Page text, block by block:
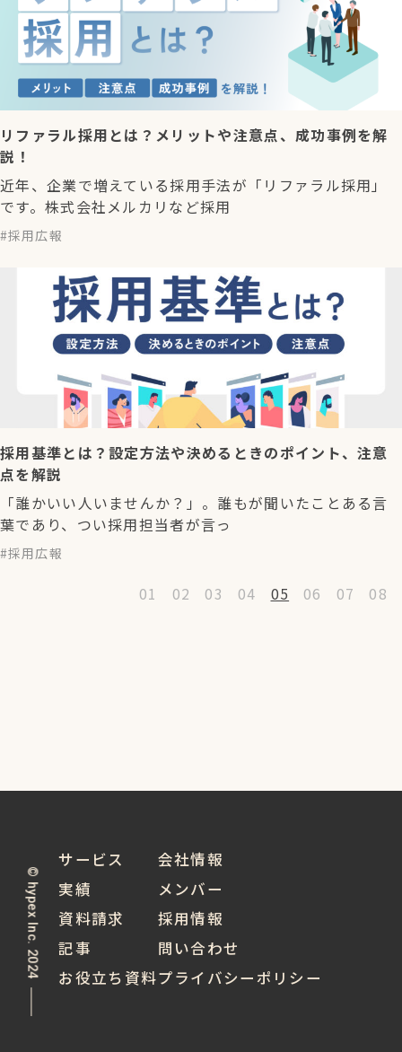
リファラル採用とは？メリットや注意点、成功事例を解
説！
近年、企業で増えている採用手法が「リファラル採用」
です。株式会社メルカリなど採用
採用広報
採用基準とは？設定方法や決めるときのポイント、注意
点を解説
「誰かいい人いませんか？」。誰もが聞いたことある言
葉であり、つい採用担当者が言っ
採用広報
01 02 03 04 05 06 07 08
© hypex Inc. 2024
サービス
実績
資料請求
記事
お役立ち資料
会社情報
メンバー
採用情報
問い合わせ
プライバシーポリシー